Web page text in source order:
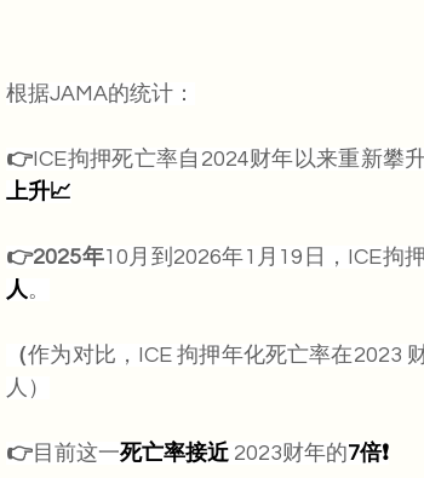
根据JAMA的统计：
👉ICE拘押死亡率自2024财年以来重新攀
上升📈
👉2025年10月到2026年1月19日，ICE拘
人 。
（作为对比，ICE 拘押年化死亡率在2023
人）
👉 目前这一死亡率接近 2023财年的7倍❗️